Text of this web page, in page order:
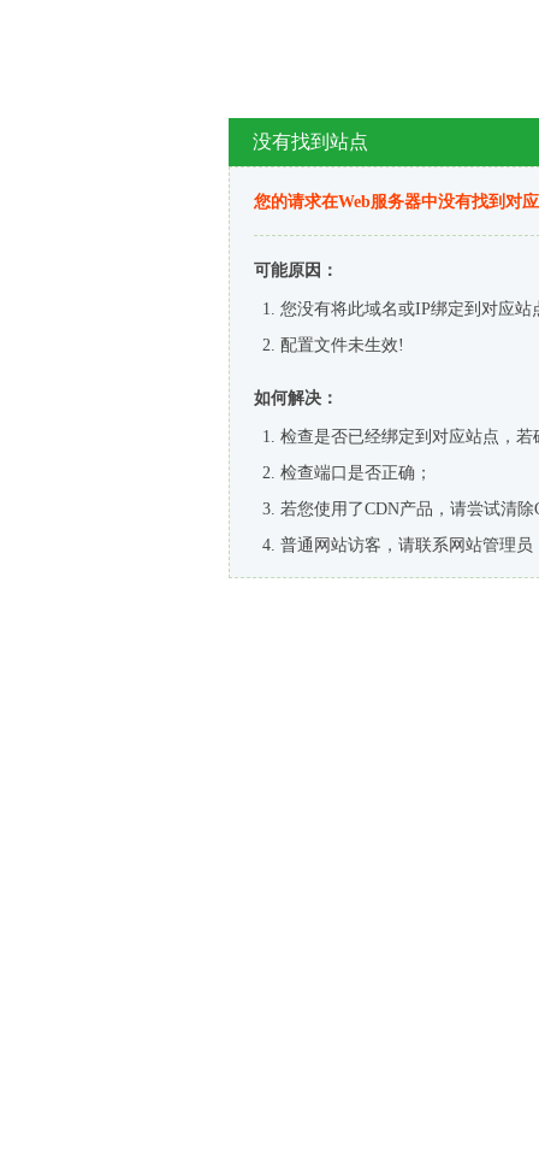
没有找到站点
您的请求在Web服务器中没有找到对
可能原因：
您没有将此域名或IP绑定到对应站
配置文件未生效!
如何解决：
检查是否已经绑定到对应站点，
检查端口是否正确；
若您使用了CDN产品，请尝试清除
普通网站访客，请联系网站管理员